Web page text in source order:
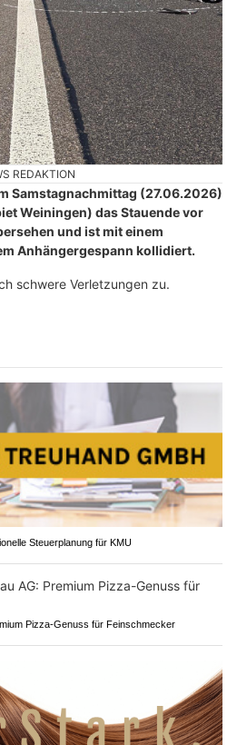
REDAKTION
Samstagnachmittag (27.06.2026)
Weiningen) das Stauende vor
und ist mit einem
Anhängergespann kollidiert.
schwere Verletzungen zu.
Steuerplanung für KMU
Pizza-Genuss für Feinschmecker